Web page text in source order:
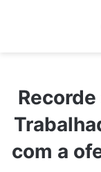
com a